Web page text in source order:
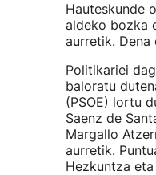
Hauteskunde
aldeko bozka
aurretik. Dena
Politikariei
baloratu
(PSOE) lortu
Saenz de
Margallo
aurretik.
Hezkuntza